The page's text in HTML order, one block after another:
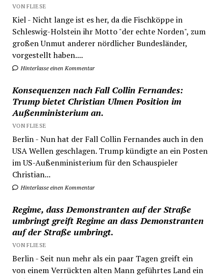
VON FLIESE
Kiel - Nicht lange ist es her, da die Fischköppe in
Schleswig-Holstein ihr Motto "der echte Norden", zum
großen Unmut anderer nördlicher Bundesländer,
vorgestellt haben....
Hinterlasse einen Kommentar
Konsequenzen nach Fall Collin Fernandes:
Trump bietet Christian Ulmen Position im
Außenministerium an.
VON FLIESE
Berlin - Nun hat der Fall Collin Fernandes auch in den
USA Wellen geschlagen. Trump kündigte an ein Posten
im US-Außenministerium für den Schauspieler
Christian...
Hinterlasse einen Kommentar
Regime, dass Demonstranten auf der Straße
umbringt greift Regime an dass Demonstranten
auf der Straße umbringt.
VON FLIESE
Berlin - Seit nun mehr als ein paar Tagen greift ein
von einem Verrückten alten Mann geführtes Land ein